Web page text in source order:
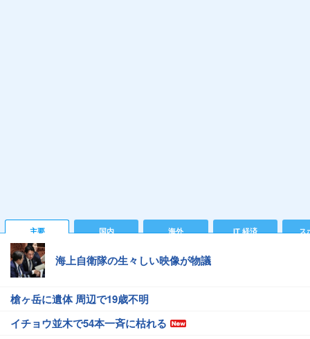
主要 国内 海外 IT 経済 ス
海上自衛隊の生々しい映像が物議
槍ヶ岳に遺体 周辺で19歳不明
イチョウ並木で54本一斉に枯れる